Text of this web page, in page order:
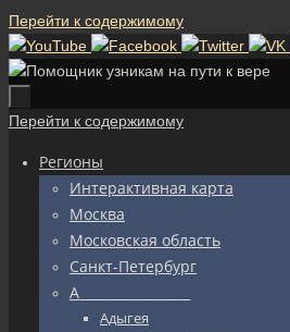
Перейти к содержимому
Перейти к содержимому
Регионы
Интерактивная карта
Москва
Московская область
Санкт-Петербург
А_________________
Адыгея